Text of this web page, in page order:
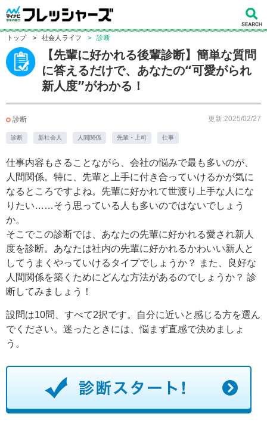
トップ > 社会人ライフ > 診断
【先輩に好かれる後輩診断】簡単な質問
に答えるだけで、あなたの“可愛がられ
新人度”がわかる！
診断 更新:2025/02/27
診断 新社会人 人間関係 先輩・上司 仕事
仕事内容もさることながら、会社の悩みで最も多いのが、
人間関係。特に、先輩と上手に付き合っていけるかが気に
なるところですよね。先輩に好かれて世渡り上手な人にな
りたい……そう思っている人も多いのではないでしょう
か。
そこでこの診断では、あなたの先輩に好かれる愛され新人
度を診断。あなたは社内の先輩に好かれるかわいい新人と
してうまくやっていけるタイプでしょうか？ また、良好な
人間関係を築くためにどんな方法があるのでしょうか？ 診
断してみましょう！
設問は10問、すべて2択です。自分に近いと感じる方を選ん
でください。迷ったときには、悩まず直感で決めましょ
う。